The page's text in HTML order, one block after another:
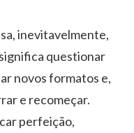
inevitavelmente,
questionar
novos formatos e,
e recomeçar.
perfeição,